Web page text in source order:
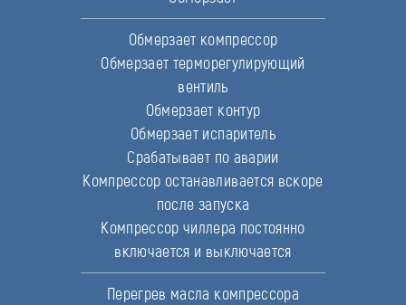
Обмерзает компрессор
Обмерзает терморегулирующий
вентиль
Обмерзает контур
Обмерзает испаритель
Срабатывает по аварии
Компрессор останавливается вскоре
после запуска
Компрессор чиллера постоянно
включается и выключается
Перегрев масла компрессора